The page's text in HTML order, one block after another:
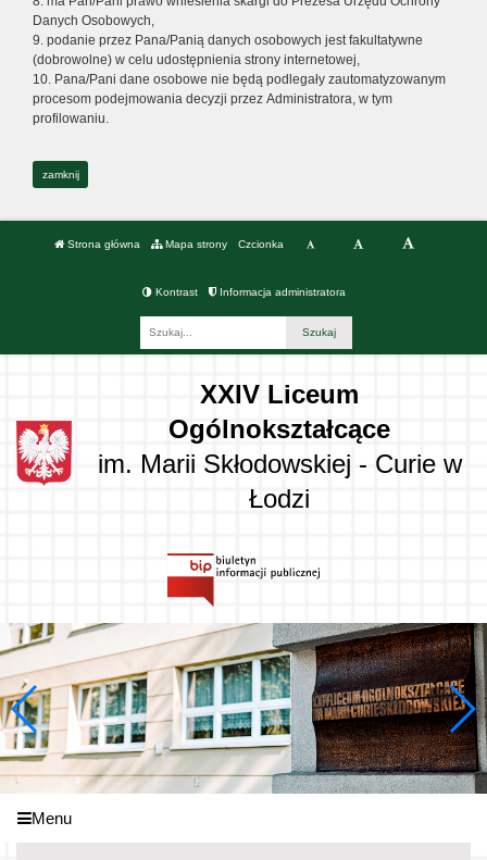
Danych Osobowych,
9. podanie przez Pana/Panią danych osobowych jest fakultatywne
(dobrowolne) w celu udostępnienia strony internetowej,
10. Pana/Pani dane osobowe nie będą podlegały zautomatyzowanym
procesom podejmowania decyzji przez Administratora, w tym
profilowaniu.
zamknij
Strona główna Mapa strony Czcionka
Kontrast Informacja administratora
XXIV Liceum
Ogólnokształcące
im. Marii Skłodowskiej - Curie w
Łodzi
Menu